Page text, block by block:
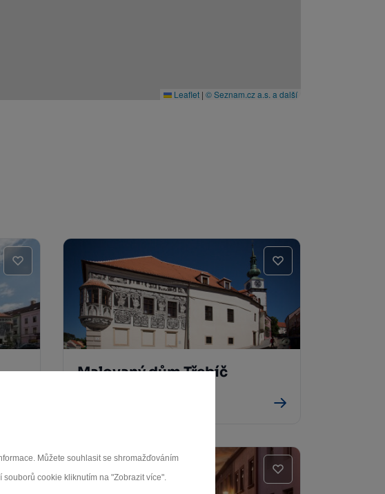
Můžete souhlasit se shromažďováním
cookie kliknutím na "Zobrazit více".
Leaflet | © Seznam.cz a.s. a další
Malovaný dům Třebíč